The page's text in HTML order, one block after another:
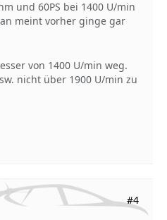
und 60PS bei 1400 U/min
meint vorher ginge gar
von 1400 U/min weg.
nicht über 1900 U/min zu
#4